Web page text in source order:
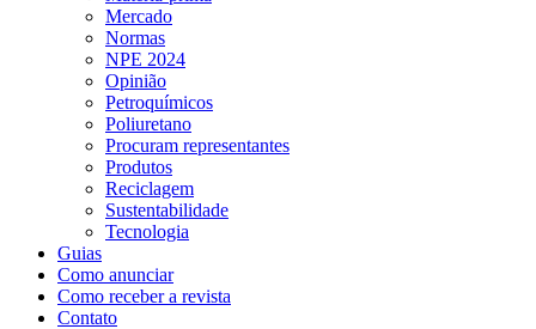
Mercado
Normas
NPE 2024
Opinião
Petroquímicos
Poliuretano
Procuram representantes
Produtos
Reciclagem
Sustentabilidade
Tecnologia
Guias
Como anunciar
Como receber a revista
Contato